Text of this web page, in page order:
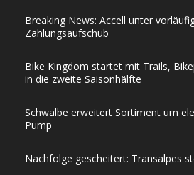
Breaking News: Accell unter
Zahlungsaufschub
Bike Kingdom startet mit Trails,
in die zweite Saisonhälfte
Schwalbe erweitert Sortiment um
Pump
Nachfolge gescheitert: Transalpes